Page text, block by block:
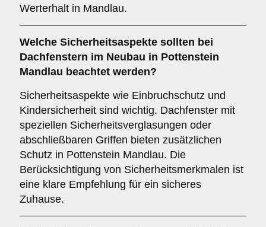
Werterhalt in Mandlau.
Welche Sicherheitsaspekte sollten bei
Dachfenstern im Neubau in Pottenstein
Mandlau beachtet werden?
Sicherheitsaspekte wie Einbruchschutz und
Kindersicherheit sind wichtig. Dachfenster mit
speziellen Sicherheitsverglasungen oder
abschließbaren Griffen bieten zusätzlichen
Schutz in Pottenstein Mandlau. Die
Berücksichtigung von Sicherheitsmerkmalen ist
eine klare Empfehlung für ein sicheres
Zuhause.